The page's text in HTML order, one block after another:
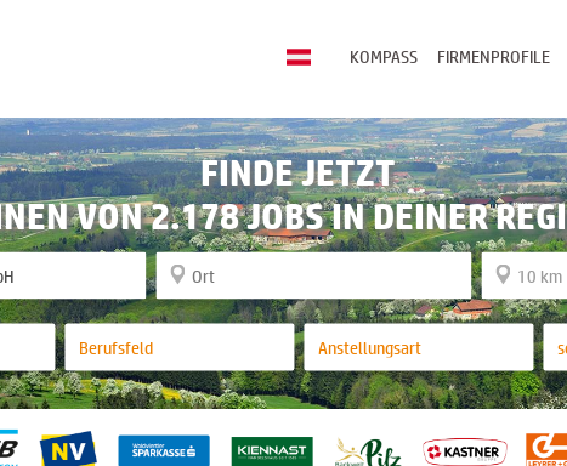
FIRMENPROFILE
KOMPASS
FINDE JETZT
VON 2.178 JOBS IN DEINER